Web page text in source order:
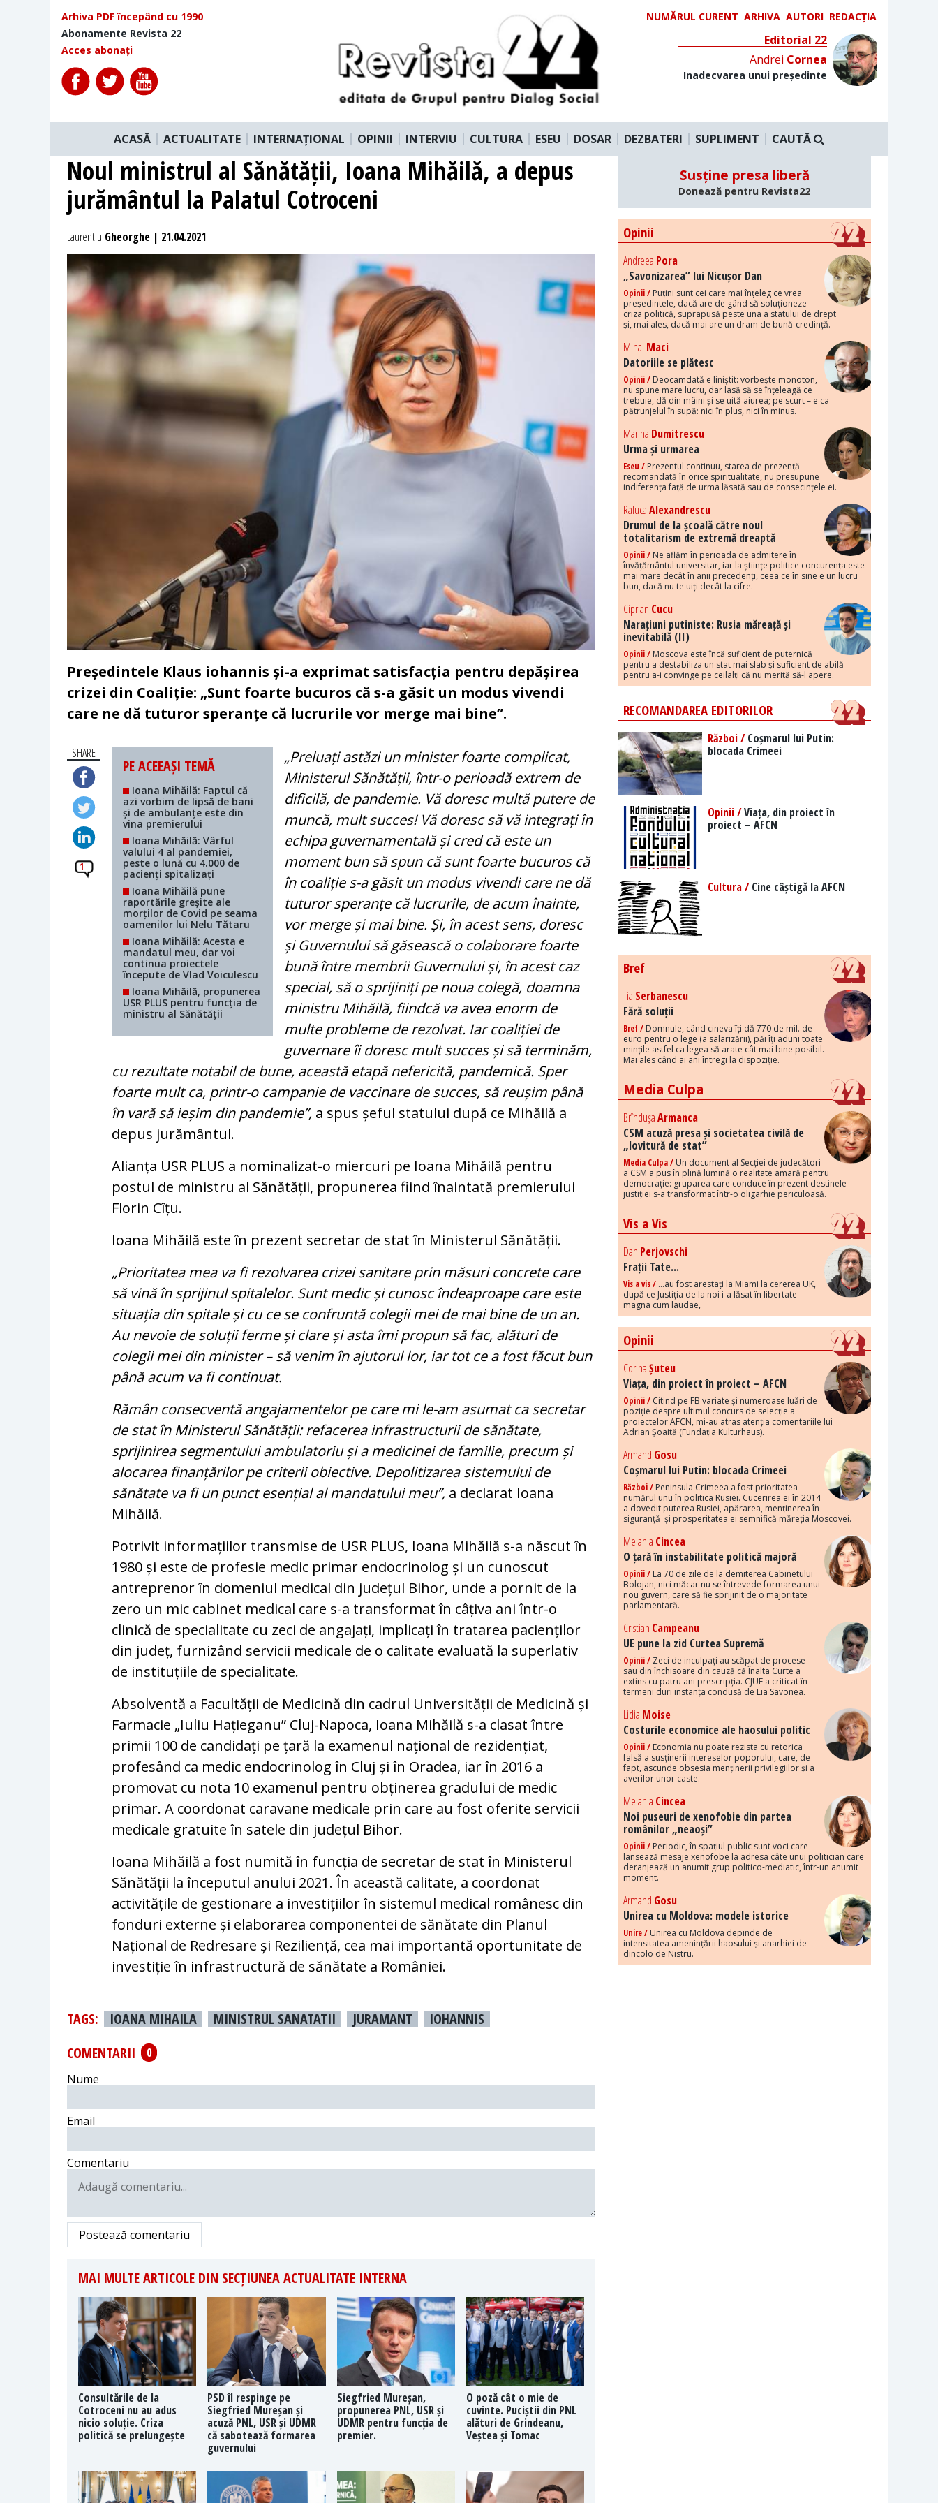
Arhiva PDF începând cu 1990
Abonamente Revista 22
Acces abonați
NUMĂRUL CURENT ARHIVA AUTORI REDACȚIA
Editorial 22
Andrei Cornea
Inadecvarea unui președinte
ACASĂ ACTUALITATE INTERNAȚIONAL OPINII INTERVIU CULTURA ESEU DOSAR DEZBATERI SUPLIMENT CAUTĂ
Noul ministrul al Sănătății, Ioana Mihăilă, a depus
jurământul la Palatul Cotroceni
Laurentiu Gheorghe | 21.04.2021
Președintele Klaus iohannis și-a exprimat satisfacția pentru depășirea
crizei din Coaliție: „Sunt foarte bucuros că s-a găsit un modus vivendi
care ne dă tuturor speranțe că lucrurile vor merge mai bine”.
SHARE
1
PE ACEEAȘI TEMĂ
Ioana Mihăilă: Faptul că
azi vorbim de lipsă de bani
și de ambulanțe este din
vina premierului
Ioana Mihăilă: Vârful
valului 4 al pandemiei,
peste o lună cu 4.000 de
pacienți spitalizați
Ioana Mihăilă pune
raportările greșite ale
morților de Covid pe seama
oamenilor lui Nelu Tătaru
Ioana Mihăilă: Acesta e
mandatul meu, dar voi
continua proiectele
începute de Vlad Voiculescu
Ioana Mihăilă, propunerea
USR PLUS pentru funcția de
ministru al Sănătății
„Preluați astăzi un minister foarte complicat,
Ministerul Sănătății, într-o perioadă extrem de
dificilă, de pandemie. Vă doresc multă putere de
muncă, mult succes! Vă doresc să vă integrați în
echipa guvernamentală și cred că este un
moment bun să spun că sunt foarte bucuros că
în coaliție s-a găsit un modus vivendi care ne dă
tuturor speranțe că lucrurile, de acum înainte,
vor merge și mai bine. Și, în acest sens, doresc
și Guvernului să găsească o colaborare foarte
bună între membrii Guvernului și, în acest caz
special, să o sprijiniți pe noua colegă, doamna
ministru Mihăilă, fiindcă va avea enorm de
multe probleme de rezolvat. Iar coaliției de
guvernare îi doresc mult succes și să terminăm,
cu rezultate notabil de bune, această etapă nefericită, pandemică. Sper
foarte mult ca, printr-o campanie de vaccinare de succes, să reușim până
în vară să ieșim din pandemie”, a spus șeful statului după ce Mihăilă a
depus jurământul.
Alianța USR PLUS a nominalizat-o miercuri pe Ioana Mihăilă pentru
postul de ministru al Sănătății, propunerea fiind înaintată premierului
Florin Cîțu.
Ioana Mihăilă este în prezent secretar de stat în Ministerul Sănătății.
„Prioritatea mea va fi rezolvarea crizei sanitare prin măsuri concrete care
să vină în sprijinul spitalelor. Sunt medic și cunosc îndeaproape care este
situația din spitale și cu ce se confruntă colegii mei de mai bine de un an.
Au nevoie de soluții ferme și clare și asta îmi propun să fac, alături de
colegii mei din minister – să venim în ajutorul lor, iar tot ce a fost făcut bun
până acum va fi continuat.
Rămân consecventă angajamentelor pe care mi le-am asumat ca secretar
de stat în Ministerul Sănătății: refacerea infrastructurii de sănătate,
sprijinirea segmentului ambulatoriu și a medicinei de familie, precum și
alocarea finanțărilor pe criterii obiective. Depolitizarea sistemului de
sănătate va fi un punct esențial al mandatului meu”, a declarat Ioana
Mihăilă.
Potrivit informațiilor transmise de USR PLUS, Ioana Mihăilă s-a născut în
1980 și este de profesie medic primar endocrinolog și un cunoscut
antreprenor în domeniul medical din județul Bihor, unde a pornit de la
zero un mic cabinet medical care s-a transformat în câțiva ani într-o
clinică de specialitate cu zeci de angajați, implicați în tratarea pacienților
din județ, furnizând servicii medicale de o calitate evaluată la superlativ
de instituțiile de specialitate.
Absolventă a Facultății de Medicină din cadrul Universității de Medicină și
Farmacie „Iuliu Hațieganu” Cluj-Napoca, Ioana Mihăilă s-a clasat între
primii 100 de candidați pe țară la examenul național de rezidențiat,
profesând ca medic endocrinolog în Cluj și în Oradea, iar în 2016 a
promovat cu nota 10 examenul pentru obținerea gradului de medic
primar. A coordonat caravane medicale prin care au fost oferite servicii
medicale gratuite în satele din județul Bihor.
Ioana Mihăilă a fost numită în funcția de secretar de stat în Ministerul
Sănătății la începutul anului 2021. În această calitate, a coordonat
activitățile de gestionare a investițiilor în sistemul medical românesc din
fonduri externe și elaborarea componentei de sănătate din Planul
Național de Redresare și Reziliență, cea mai importantă oportunitate de
investiție în infrastructură de sănătate a României.
TAGS: IOANA MIHAILA MINISTRUL SANATATII JURAMANT
IOHANNIS
COMENTARII
0
Nume
Email
Comentariu
Postează comentariu
MAI MULTE ARTICOLE DIN SECȚIUNEA ACTUALITATE INTERNA
Consultările de la
Cotroceni nu au adus
nicio soluție. Criza
politică se prelungește
PSD îl respinge pe
Siegfried Mureșan și
acuză PNL, USR și UDMR
că sabotează formarea
guvernului
Siegfried Mureșan,
propunerea PNL, USR și
UDMR pentru funcția de
premier.
O poză cât o mie de
cuvinte. Puciștii din PNL
alături de Grindeanu,
Veștea și Tomac
Susține presa liberă
Donează pentru Revista22
Opinii
Andreea Pora
„Savonizarea” lui Nicușor Dan
Opinii / Puțini sunt cei care mai înțeleg ce vrea
președintele, dacă are de gând să soluționeze
criza politică, suprapusă peste una a statului de drept
și, mai ales, dacă mai are un dram de bună-credință.
Mihai Maci
Datoriile se plătesc
Opinii / Deocamdată e liniștit: vorbește monoton,
nu spune mare lucru, dar lasă să se înțeleagă ce
trebuie, dă din mâini și se uită aiurea; pe scurt – e ca
pătrunjelul în supă: nici în plus, nici în minus.
Marina Dumitrescu
Urma și urmarea
Eseu / Prezentul continuu, starea de prezență
recomandată în orice spiritualitate, nu presupune
indiferența față de urma lăsată sau de consecințele ei.
RalucaAlexandrescu
Drumul de la școală către noul
totalitarism de extremă dreaptă
Opinii / Ne aflăm în perioada de admitere în
învățământul universitar, iar la științe politice concurența este
mai mare decât în anii precedenți, ceea ce în sine e un lucru
bun, dacă nu te uiți decât la cifre.
Ciprian Cucu
Narațiuni putiniste: Rusia măreață și
inevitabilă (II)
Opinii / Moscova este încă suficient de puternică
pentru a destabiliza un stat mai slab și suficient de abilă
pentru a-i convinge pe ceilalți că nu merită să-l apere.
RECOMANDAREA EDITORILOR
Război /Coșmarul lui Putin:
blocada Crimeei
Opinii /Viața, din proiect în
proiect – AFCN
Cultura /Cine câștigă la AFCN
Bref
Tia Serbanescu
Fără soluții
Bref / Domnule, când cineva îți dă 770 de mil. de
euro pentru o lege (a salarizării), păi îți aduni toate
mințile astfel ca legea să arate cât mai bine posibil.
Mai ales când ai ani întregi la dispoziție.
Media Culpa
BrîndușaArmanca
CSM acuză presa și societatea civilă de
„lovitură de stat”
Media Culpa / Un document al Secției de judecători
a CSM a pus în plină lumină o realitate amară pentru
democrație: gruparea care conduce în prezent destinele
justiției s-a transformat într-o oligarhie periculoasă.
Vis a Vis
Dan Perjovschi
Frații Tate...
Vis a vis / ...au fost arestați la Miami la cererea UK,
după ce Justiția de la noi i-a lăsat în libertate
magna cum laudae,
Opinii
CorinaȘuteu
Viața, din proiect în proiect – AFCN
Opinii / Citind pe FB variate și numeroase luări de
poziție despre ultimul concurs de selecție a
proiectelor AFCN, mi-au atras atenția comentariile lui
Adrian Șoaită (Fundația Kulturhaus).
Armand Gosu
Coșmarul lui Putin: blocada Crimeei
Război / Peninsula Crimeea a fost prioritatea
numărul unu în politica Rusiei. Cucerirea ei în 2014
a dovedit puterea Rusiei, apărarea, menținerea în
siguranță și prosperitatea ei semnifică măreția Moscovei.
Melania Cincea
O țară în instabilitate politică majoră
Opinii / La 70 de zile de la demiterea Cabinetului
Bolojan, nici măcar nu se întrevede formarea unui
nou guvern, care să fie sprijinit de o majoritate
parlamentară.
Cristian Campeanu
UE pune la zid Curtea Supremă
Opinii / Zeci de inculpați au scăpat de procese
sau din închisoare din cauză că Înalta Curte a
extins cu patru ani prescripția. CJUE a criticat în
termeni duri instanța condusă de Lia Savonea.
Lidia Moise
Costurile economice ale haosului politic
Opinii / Economia nu poate rezista cu retorica
falsă a susținerii intereselor poporului, care, de
fapt, ascunde obsesia menținerii privilegiilor și a
averilor unor caste.
Melania Cincea
Noi puseuri de xenofobie din partea
românilor „neaoși”
Opinii / Periodic, în spațiul public sunt voci care
lansează mesaje xenofobe la adresa câte unui politician care
deranjează un anumit grup politico-mediatic, într-un anumit
moment.
Armand Gosu
Unirea cu Moldova: modele istorice
Unire / Unirea cu Moldova depinde de
intensitatea amenințării haosului și anarhiei de
dincolo de Nistru.